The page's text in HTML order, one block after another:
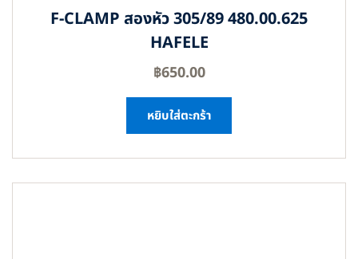
F-CLAMP สองหัว 305/89 480.00.625
HAFELE
฿650.00
หยิบใส่ตะกร้า